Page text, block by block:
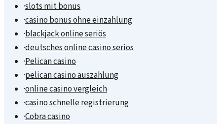
·slots mit bonus
·casino bonus ohne einzahlung
·blackjack online seriös
·deutsches online casino seriös
·Pelican casino
·pelican casino auszahlung
·online casino vergleich
·casino schnelle registrierung
·Cobra casino